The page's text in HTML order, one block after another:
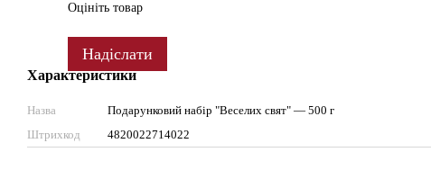
Оцініть товар
Надіслати
Характеристики
Назва
Подарунковий набір "Веселих свят" — 500 г
Штрихкод
4820022714022